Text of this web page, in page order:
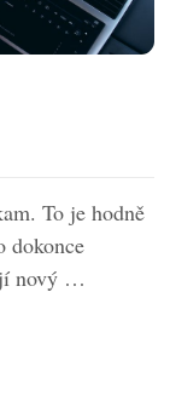
To je hodně
dokonce
nový …